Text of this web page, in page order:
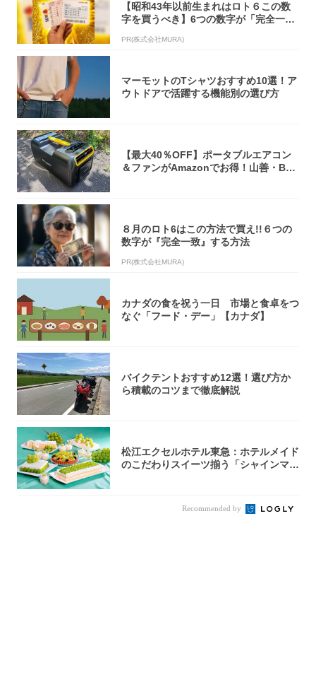
【昭和43年以前生まれはロト６この数
字を買うべき】6つの数字が「完全一
PR(株式会社MURA)
マーモットのTシャツおすすめ10選！ア
ウトドアで活躍する機能別の選び方
【最大40％OFF】ポータブルエアコン
＆ファンがAmazonでお得！山善・Bo
８月のロト6はこの方法で買え!!６つの
数字が『完全一致』する方法
PR(株式会社MURA)
カナダの食を祝う一日 市場と食卓をつ
なぐ「フード・デー」【カナダ】
バイクテントおすすめ12選！選び方か
ら積載のコツまで徹底解説
松江エクセルホテル東急：ホテルメイド
のこだわりスイーツ揃う「シャインマス
Recommended by